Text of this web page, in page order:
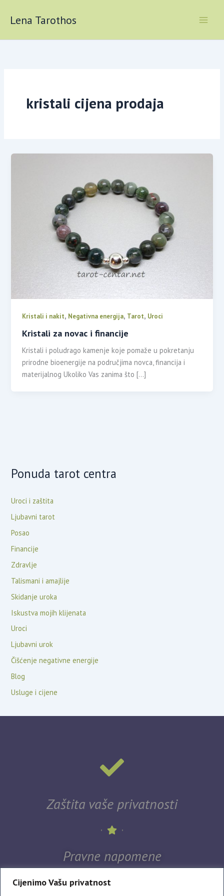
Cijenimo Vašu privatnost
Lena Tarothos
kristali cijena prodaja
Kristali i nakit, Negativna energija, Tarot, Uroci
Kristali za novac i financije
Kristali i poludrago kamenje koje pomaže u pokretanju
prirodne bioenergije na područjima novca, financija i
materijalnog Ukoliko Vas zanima što […]
Ponuda tarot centra
Uroci i zaštita
Ljubavni tarot
Posao
Financije
Zdravlje
Talismani i amajlije
Skidanje uroka
Iskustva mojih klijenata
Uroci
Ljubavni urok
Čišćenje negativne energije
Blog
Usluge i cijene
Zaštita vaše privatnosti
Pravne napomene